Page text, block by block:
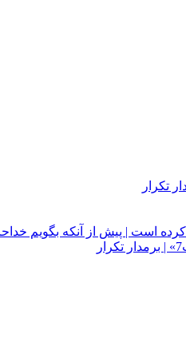
است | پیش از آنکه بگویم